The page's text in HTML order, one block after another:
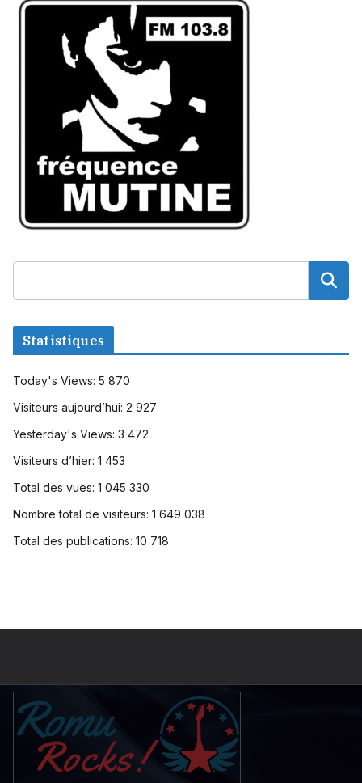
Statistiques
Today's Views: 5 870
Visiteurs aujourd’hui: 2 927
Yesterday's Views: 3 472
Visiteurs d’hier: 1 453
Total des vues: 1 045 330
Nombre total de visiteurs: 1 649 038
Total des publications: 10 718